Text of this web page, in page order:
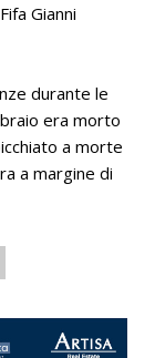
Gianni
durante le
era morto
a morte
a margine di